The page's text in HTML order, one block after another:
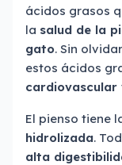
ácidos grasos
la salud de la
gato. Sin
estos ácidos
cardiovascular
El pienso tiene
hidrolizada.
alta